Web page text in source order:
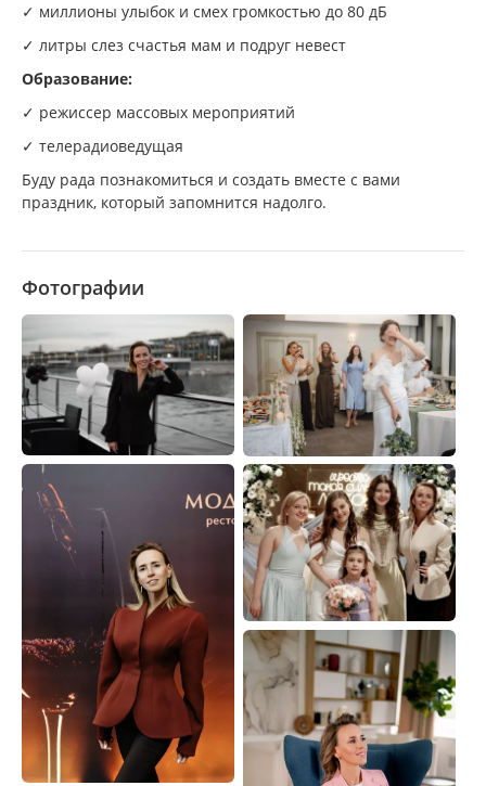
✓ миллионы улыбок и смех громкостью до 80 дБ
✓ литры слез счастья мам и подруг невест
Образование:
✓ режиссер массовых мероприятий
✓ телерадиоведущая
Буду рада познакомиться и создать вместе с вами
праздник, который запомнится надолго.
Фотографии